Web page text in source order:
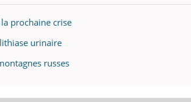
prochaine crise
urinaire
russes